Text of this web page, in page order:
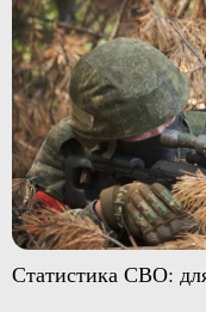
Статистика СВО: